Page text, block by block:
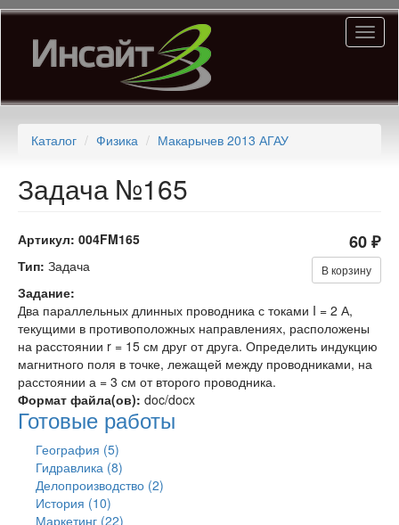
Перейти
основному
содержанию
Каталог Физика Макарычев 2013 АГАУ
Задача №165
Артикул: 004FM165 60 ₽
В корзину
Тип: Задача
Задание:
Два параллельных длинных проводника с токами I = 2 А,
текущими в противоположных направлениях, расположены
на расстоянии r = 15 см друг от друга. Определить индукцию
магнитного поля в точке, лежащей между проводниками, на
расстоянии а = 3 см от второго проводника.
Формат файла(ов): doc/docx
Готовые работы
География (5)
Гидравлика (8)
Делопроизводство (2)
История (10)
Маркетинг (22)